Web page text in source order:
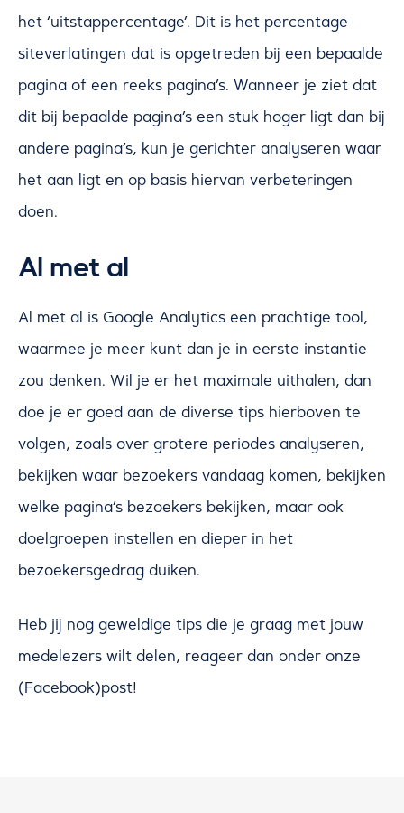
het ‘uitstappercentage’. Dit is het percentage
siteverlatingen dat is opgetreden bij een bepaalde
pagina of een reeks pagina’s. Wanneer je ziet dat
dit bij bepaalde pagina’s een stuk hoger ligt dan bij
andere pagina’s, kun je gerichter analyseren waar
het aan ligt en op basis hiervan verbeteringen
doen.
Al met al
Al met al is Google Analytics een prachtige tool,
waarmee je meer kunt dan je in eerste instantie
zou denken. Wil je er het maximale uithalen, dan
doe je er goed aan de diverse tips hierboven te
volgen, zoals over grotere periodes analyseren,
bekijken waar bezoekers vandaag komen, bekijken
welke pagina’s bezoekers bekijken, maar ook
doelgroepen instellen en dieper in het
bezoekersgedrag duiken.
Heb jij nog geweldige tips die je graag met jouw
medelezers wilt delen, reageer dan onder onze
(Facebook)post!